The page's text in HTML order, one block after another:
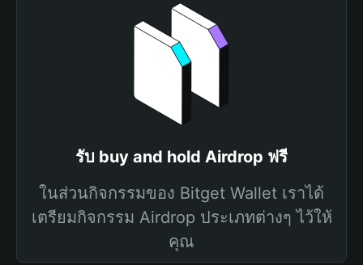
รับ buy and hold Airdrop ฟรี
ในส่วนกิจกรรมของ Bitget Wallet เราได้
เตรียมกิจกรรม Airdrop ประเภทต่างๆ ไว้ให้
คุณ